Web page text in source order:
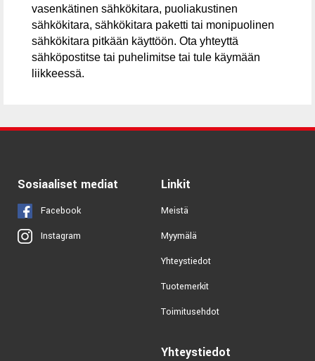
vasenkätinen sähkökitara, puoliakustinen
sähkökitara, sähkökitara paketti tai monipuolinen
sähkökitara pitkään käyttöön. Ota yhteyttä
sähköpostitse tai puhelimitse tai tule käymään
liikkeessä.
Sosiaaliset mediat
Facebook
Instagram
Linkit
Meistä
Myymälä
Yhteystiedot
Tuotemerkit
Toimitusehdot
Yhteystiedot